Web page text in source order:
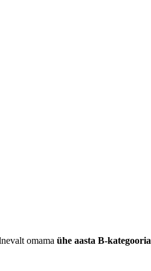
omama ühe aasta B-kategooria